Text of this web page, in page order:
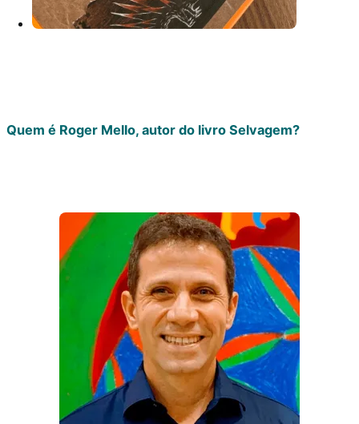
Quem é Roger Mello, autor do livro Selvagem?